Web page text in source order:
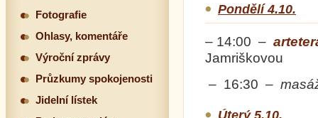
Pondělí 4.10.
– 14:00 –
Jamriškovou
– 16:30 –
Úterý 5.10.
Fotografie
Ohlasy, komentáře
Výroční zprávy
Průzkumy spokojenosti
Jidelní lístek